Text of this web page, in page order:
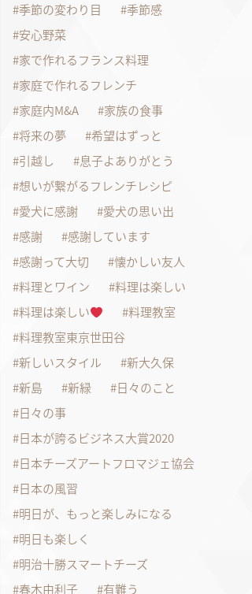
季節の変わり目
季節感
安心野菜
家で作れるフランス料理
家庭で作れるフレンチ
家庭内M&A
家族の食事
将来の夢
希望はずっと
引越し
息子よありがとう
想いが繋がるフレンチレシピ
愛犬に感謝
愛犬の思い出
感謝
感謝しています
感謝って大切
懐かしい友人
料理とワイン
料理は楽しい
料理は楽しい
料理教室
料理教室東京世田谷
新しいスタイル
新大久保
新島
新緑
日々のこと
日々の事
日本が誇るビジネス大賞2020
日本チーズアートフロマジェ協会
日本の風習
明日が、もっと楽しみになる
明日も楽しく
明治十勝スマートチーズ
春木由利子
有難う